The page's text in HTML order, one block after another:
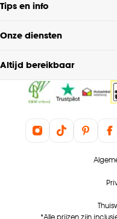
Tips en info
Onze diensten
Altijd bereikbaar
*Alle prijzen zijn